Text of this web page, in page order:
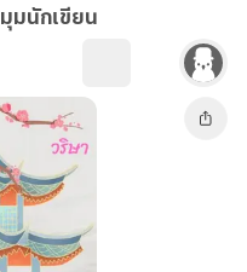
มุมนักเขียน